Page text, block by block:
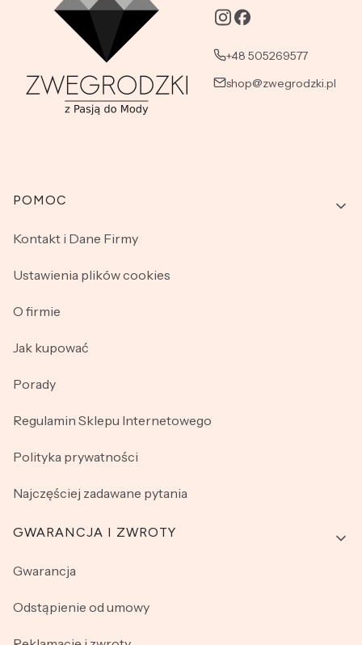
+48 505269577
shop@zwegrodzki.pl
Linki w stopce
POMOC
Kontakt i Dane Firmy
Ustawienia plików cookies
O firmie
Jak kupować
Porady
Regulamin Sklepu Internetowego
Polityka prywatności
Najczęściej zadawane pytania
GWARANCJA I ZWROTY
Gwarancja
Odstąpienie od umowy